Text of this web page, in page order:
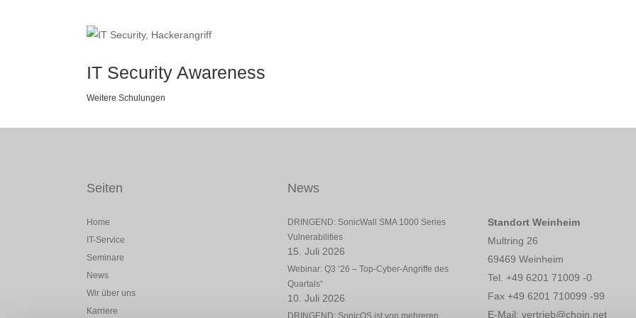
IT Security Awareness
Weitere Schulungen
Seiten
Home
IT-Service
Seminare
News
Wir über uns
Karriere
News
DRINGEND: SonicWall SMA 1000 Series
Vulnerabilities
15. Juli 2026
Webinar: Q3 ’26 – Top-Cyber-Angriffe des
Quartals“
10. Juli 2026
Standort Weinheim
Multring 26
69469 Weinheim
Tel. +49 6201 71009 -0
Fax +49 6201 710099 -99
E-Mail: vertrieb@choin.net